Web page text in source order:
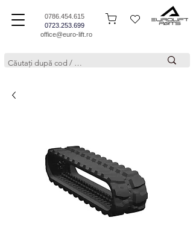
0786.454.615
0723.253.699
office@euro-lift.ro